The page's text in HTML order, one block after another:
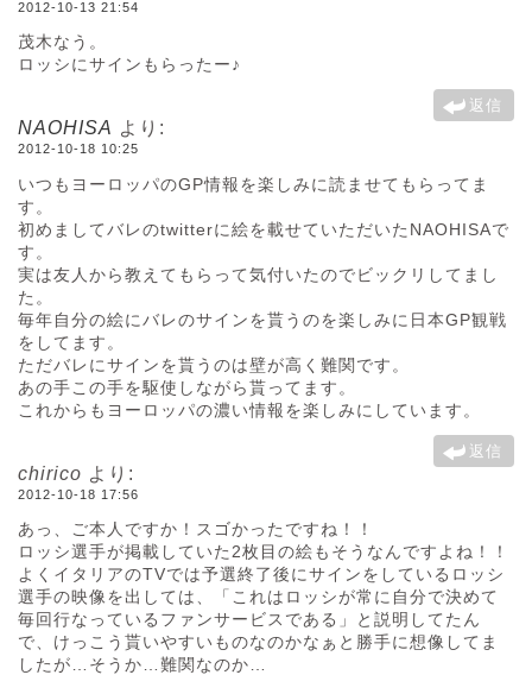
2012-10-13 21:54
茂木なう。
ロッシにサインもらったー♪
返信
NAOHISA より:
2012-10-18 10:25
いつもヨーロッパのGP情報を楽しみに読ませてもらってま
す。
初めましてバレのtwitterに絵を載せていただいたNAOHISAで
す。
実は友人から教えてもらって気付いたのでビックリしてまし
た。
毎年自分の絵にバレのサインを貰うのを楽しみに日本GP観戦
をしてます。
ただバレにサインを貰うのは壁が高く難関です。
あの手この手を駆使しながら貰ってます。
これからもヨーロッパの濃い情報を楽しみにしています。
返信
chirico より:
2012-10-18 17:56
あっ、ご本人ですか！スゴかったですね！！
ロッシ選手が掲載していた2枚目の絵もそうなんですよね！！
よくイタリアのTVでは予選終了後にサインをしているロッシ
選手の映像を出しては、「これはロッシが常に自分で決めて
毎回行なっているファンサービスである」と説明してたん
で、けっこう貰いやすいものなのかなぁと勝手に想像してま
したが…そうか…難関なのか…